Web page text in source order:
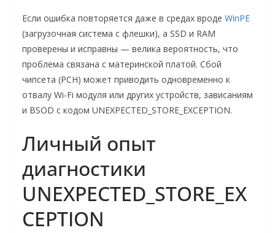
Если ошибка повторяется даже в средах вроде WinPE
(загрузочная система с флешки), а SSD и RAM
проверены и исправны — велика вероятность, что
проблема связана с материнской платой. Сбой
чипсета (PCH) может приводить одновременно к
отвалу Wi-Fi модуля или других устройств, зависаниям
и BSOD с кодом UNEXPECTED_STORE_EXCEPTION.
Личный опыт
диагностики
UNEXPECTED_STORE_EX
CEPTION